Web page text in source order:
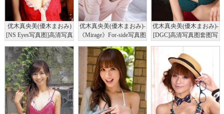
优木真央美(優木まおみ)
[NS Eyes写真图]高清写真
优木真央美(優木まおみ)-
《Mirage》For-side写真图
优木真央美(優木まおみ)-
[DGC]高清写真图套图写